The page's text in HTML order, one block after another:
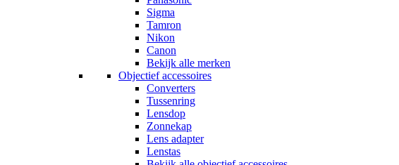
Sigma
Tamron
Nikon
Canon
Bekijk alle merken
Objectief accessoires
Converters
Tussenring
Lensdop
Zonnekap
Lens adapter
Lenstas